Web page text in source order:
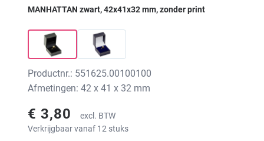
MANHATTAN zwart, 42x41x32 mm, zonder print
Productnr.: 551625.00100100
Afmetingen: 42 x 41 x 32 mm
€ 3,80
excl. BTW
Verkrijgbaar vanaf 12 stuks